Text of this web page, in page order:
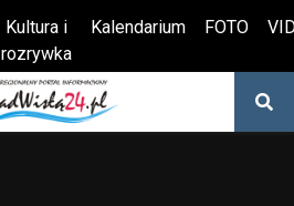
Kultura i
rozrywka
Kalendarium FOTO